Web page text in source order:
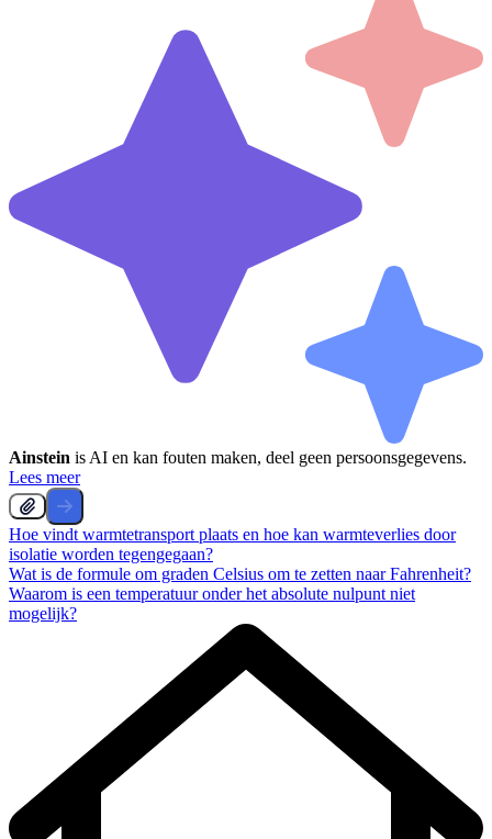
Ainstein is AI en kan fouten maken, deel geen persoonsgegevens.
Lees meer
Hoe vindt warmtetransport plaats en hoe kan warmteverlies door
isolatie worden tegengegaan?
Wat is de formule om graden Celsius om te zetten naar Fahrenheit?
Waarom is een temperatuur onder het absolute nulpunt niet
mogelijk?